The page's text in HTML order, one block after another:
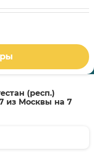
(респ.)
из Москвы на 7